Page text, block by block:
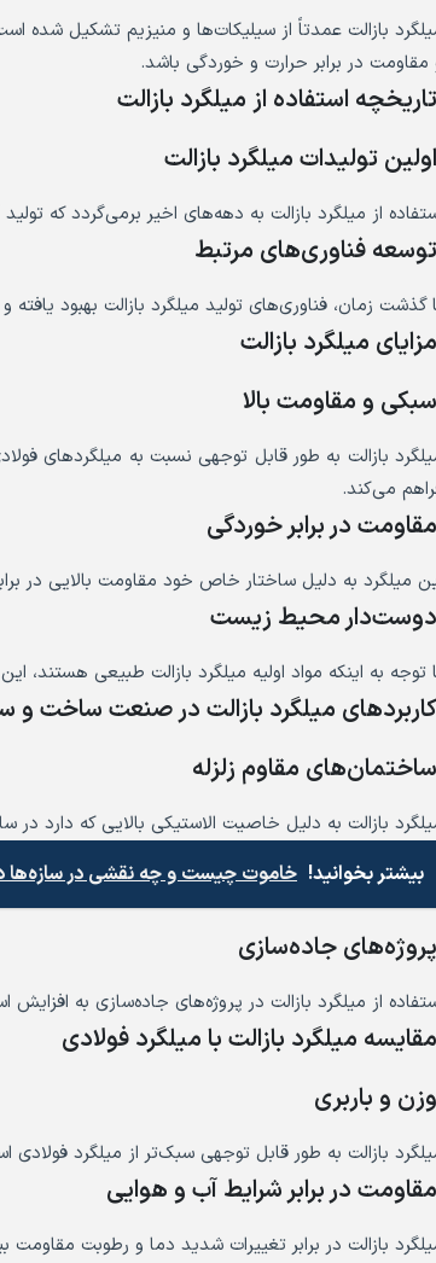
بازالت عمدتاً از سیلیکات‌ها و منیزیم تشکیل شده
مقاومت در برابر حرارت و خوردگی باشد.
تاریخچه استفاده از میلگرد بازالت
اولین تولیدات میلگرد بازالت
از میلگرد بازالت به دهه‌های اخیر برمی‌گردد که
توسعه فناوری‌های مرتبط
گذشت زمان، فناوری‌های تولید میلگرد بازالت بهبود
مزایای میلگرد بازالت
سبکی و مقاومت بالا
بازالت به طور قابل توجهی نسبت به میلگردهای
می‌کند.
مقاومت در برابر خوردگی
میلگرد به دلیل ساختار خاص خود مقاومت بالایی در
دوست‌دار محیط زیست
توجه به اینکه مواد اولیه میلگرد بازالت طبیعی
کاربردهای میلگرد بازالت در صنعت ساخت و
ساختمان‌های مقاوم زلزله
بازالت به دلیل خاصیت الاستیکی بالایی که دارد در
بیشتر بخوانید! خاموت چیست و چه نقشی در سازه‌ها
پروژه‌های جاده‌سازی
از میلگرد بازالت در پروژه‌های جاده‌سازی به
مقایسه میلگرد بازالت با میلگرد فولادی
وزن و باربری
بازالت به طور قابل توجهی سبک‌تر از میلگرد
مقاومت در برابر شرایط آب و هوایی
بازالت در برابر تغییرات شدید دما و رطوبت